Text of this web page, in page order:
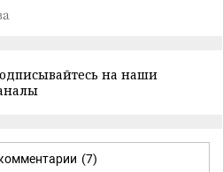
на наши
(7)